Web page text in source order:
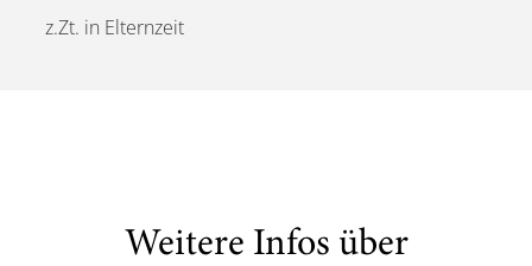
z.Zt. in Elternzeit
Weitere Infos über